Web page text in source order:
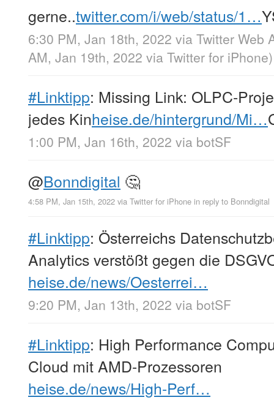
gerne..twitter.com/i/web/status/1…
6:30 PM, Jan 18th, 2022 via Twitter Web
AM, Jan 19th, 2022 via Twitter for iPhone)
#Linktipp: Missing Link: OLPC-
jedes Kinheise.de/hintergrund/Mi…
1:00 PM, Jan 16th, 2022 via botSF
@Bonndigital 🤔
4:58 PM, Jan 15th, 2022 via Twitter for iPhone in reply to Bonndigital
#Linktipp: Österreichs
Analytics verstößt gegen die
heise.de/news/Oesterrei…
9:20 PM, Jan 13th, 2022 via botSF
#Linktipp: High Performance
Cloud mit AMD-Prozessoren
heise.de/news/High-Perf…